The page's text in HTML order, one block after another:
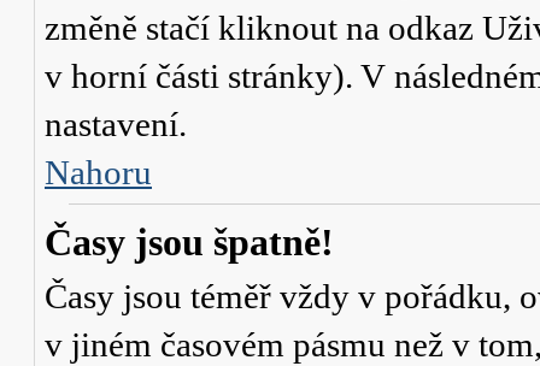
změně stačí kliknout na odkaz
v horní části stránky). V
nastavení.
Nahoru
Časy jsou špatně!
Časy jsou téměř vždy v pořádku,
v jiném časovém pásmu než v